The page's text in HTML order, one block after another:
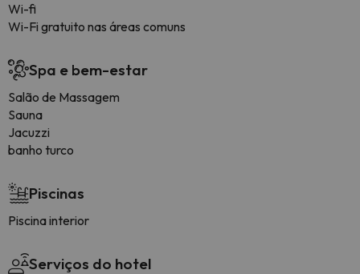
Wi-fi
Wi-Fi gratuito nas áreas comuns
Spa e bem-estar
Salão de Massagem
Sauna
Jacuzzi
banho turco
Piscinas
Piscina interior
Serviços do hotel